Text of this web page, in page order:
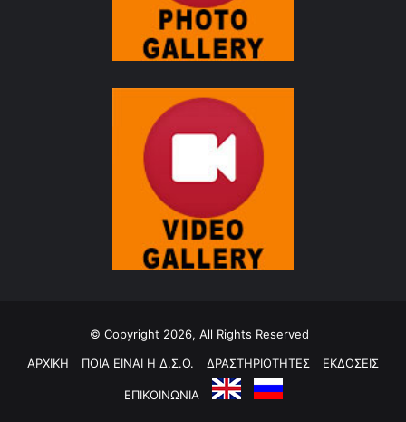
© Copyright 2026, All Rights Reserved
ΑΡΧΙΚΗ
ΠΟΙΑ ΕΙΝΑΙ Η Δ.Σ.Ο. ΔΡΑΣΤΗΡΙΟΤΗΤΕΣ ΕΚΔΟΣΕΙΣ
ΕΠΙΚΟΙΝΩΝΙΑ